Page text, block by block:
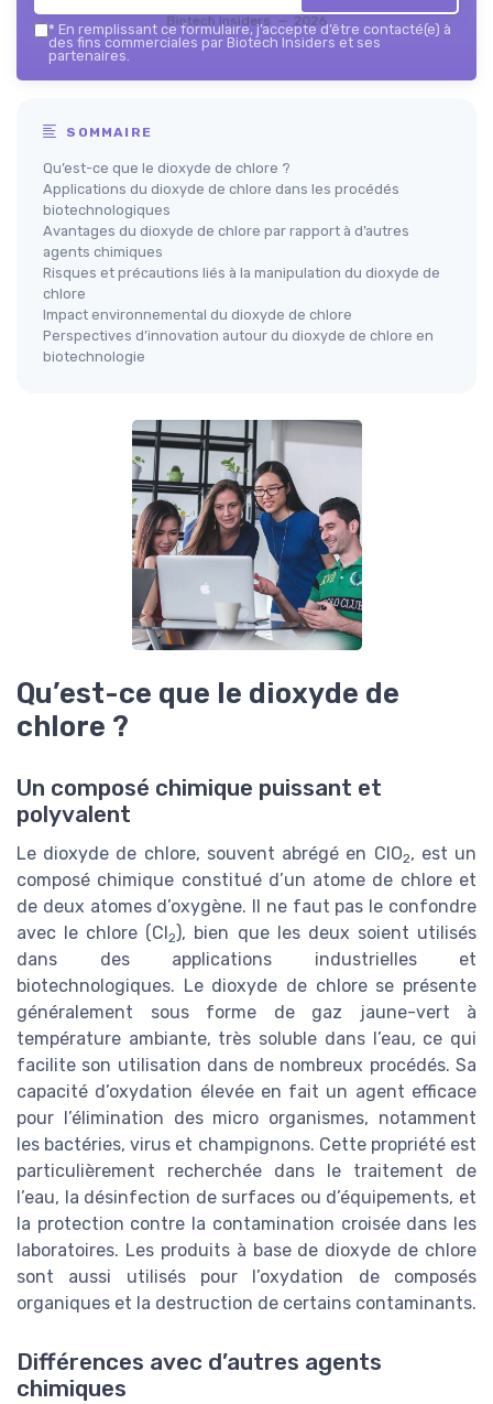
Biotech Insiders — 2026
* En remplissant ce formulaire, j’accepte d’être contacté(e) à
des fins commerciales par Biotech Insiders et ses
partenaires.
SOMMAIRE
Qu’est-ce que le dioxyde de chlore ?
Applications du dioxyde de chlore dans les procédés
biotechnologiques
Avantages du dioxyde de chlore par rapport à d’autres
agents chimiques
Risques et précautions liés à la manipulation du dioxyde de
chlore
Impact environnemental du dioxyde de chlore
Perspectives d’innovation autour du dioxyde de chlore en
biotechnologie
Qu’est-ce que le dioxyde de
chlore ?
Un composé chimique puissant et
polyvalent
Le dioxyde de chlore, souvent abrégé en ClO2, est un
composé chimique constitué d’un atome de chlore et
de deux atomes d’oxygène. Il ne faut pas le confondre
avec le chlore (Cl2), bien que les deux soient utilisés
dans des applications industrielles et
biotechnologiques. Le dioxyde de chlore se présente
généralement sous forme de gaz jaune-vert à
température ambiante, très soluble dans l’eau, ce qui
facilite son utilisation dans de nombreux procédés. Sa
capacité d’oxydation élevée en fait un agent efficace
pour l’élimination des micro organismes, notamment
les bactéries, virus et champignons. Cette propriété est
particulièrement recherchée dans le traitement de
l’eau, la désinfection de surfaces ou d’équipements, et
la protection contre la contamination croisée dans les
laboratoires. Les produits à base de dioxyde de chlore
sont aussi utilisés pour l’oxydation de composés
organiques et la destruction de certains contaminants.
Différences avec d’autres agents
chimiques